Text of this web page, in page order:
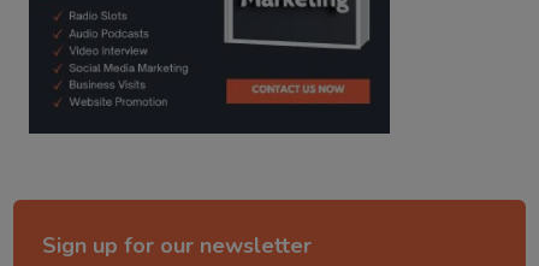
Sign up for our newsletter